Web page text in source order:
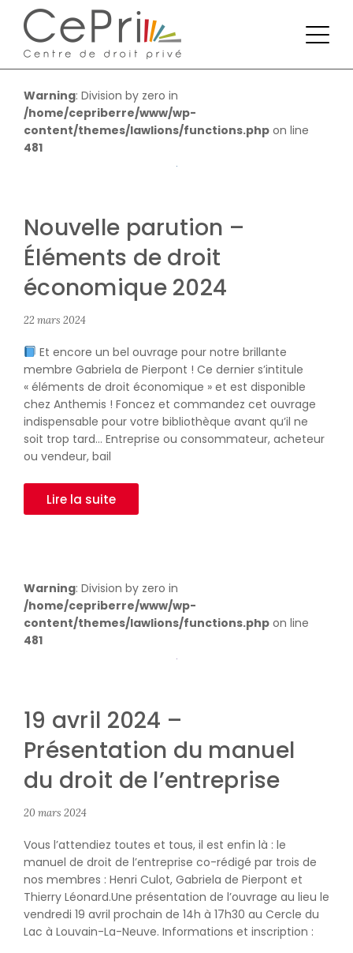
Warning: Division by zero in
/home/cepriberre/www/wp-
content/themes/lawlions/functions.php on line
481
Nouvelle parution –
Éléments de droit
économique 2024
22 mars 2024
Et encore un bel ouvrage pour notre brillante
membre Gabriela de Pierpont ! Ce dernier s’intitule
« éléments de droit économique » et est disponible
chez Anthemis ! Foncez et commandez cet ouvrage
indispensable pour votre bibliothèque avant qu’il ne
soit trop tard… Entreprise ou consommateur, acheteur
ou vendeur, bail
Lire la suite
Warning: Division by zero in
/home/cepriberre/www/wp-
content/themes/lawlions/functions.php on line
481
19 avril 2024 –
Présentation du manuel
du droit de l’entreprise
20 mars 2024
Vous l’attendiez toutes et tous, il est enfin là : le
manuel de droit de l’entreprise co-rédigé par trois de
nos membres : Henri Culot, Gabriela de Pierpont et
Thierry Léonard.Une présentation de l’ouvrage au lieu le
vendredi 19 avril prochain de 14h à 17h30 au Cercle du
Lac à Louvain-La-Neuve. Informations et inscription :